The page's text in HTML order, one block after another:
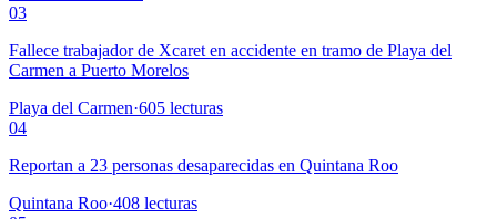
03
Fallece trabajador de Xcaret en accidente en tramo de Playa del
Carmen a Puerto Morelos
Playa del Carmen·605 lecturas
04
Reportan a 23 personas desaparecidas en Quintana Roo
Quintana Roo·408 lecturas